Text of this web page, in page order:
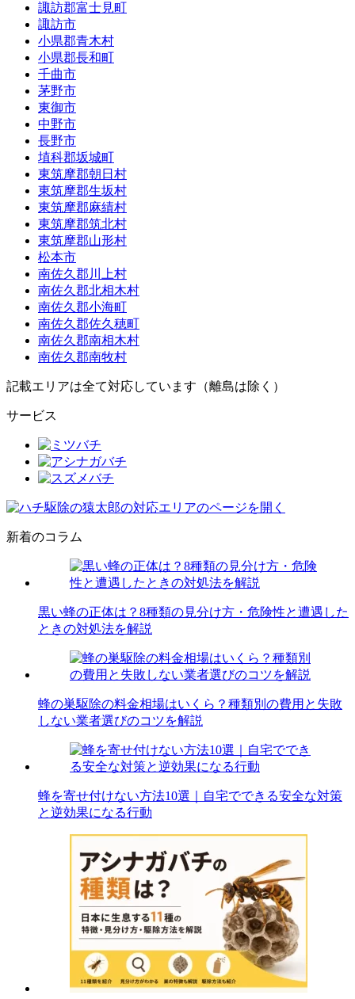
諏訪郡富士見町
諏訪市
小県郡青木村
小県郡長和町
千曲市
茅野市
東御市
中野市
長野市
埴科郡坂城町
東筑摩郡朝日村
東筑摩郡生坂村
東筑摩郡麻績村
東筑摩郡筑北村
東筑摩郡山形村
松本市
南佐久郡川上村
南佐久郡北相木村
南佐久郡小海町
南佐久郡佐久穂町
南佐久郡南相木村
南佐久郡南牧村
記載エリアは全て対応しています（離島は除く）
サービス
新着のコラム
黒い蜂の正体は？8種類の見分け方・危険性と遭遇した
ときの対処法を解説
蜂の巣駆除の料金相場はいくら？種類別の費用と失敗
しない業者選びのコツを解説
蜂を寄せ付けない方法10選｜自宅でできる安全な対策
と逆効果になる行動